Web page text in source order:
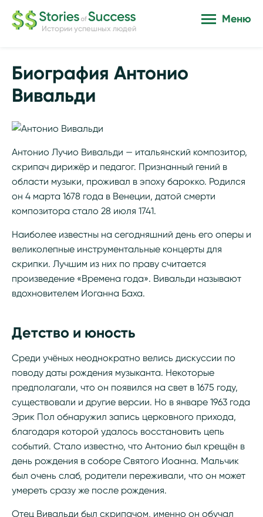
Истории успешных людей
Меню
Биография Антонио
Вивальди
Антонио Лучио Вивальди — итальянский композитор,
скрипач дирижёр и педагог. Признанный гений в
области музыки, проживал в эпоху барокко. Родился
он 4 марта 1678 года в Венеции, датой смерти
композитора стало 28 июля 1741.
Наиболее известны на сегодняшний день его оперы и
великолепные инструментальные концерты для
скрипки. Лучшим из них по праву считается
произведение «Времена года». Вивальди называют
вдохновителем Иоганна Баха.
Детство и юность
Среди учёных неоднократно велись дискуссии по
поводу даты рождения музыканта. Некоторые
предполагали, что он появился на свет в 1675 году,
существовали и другие версии. Но в январе 1963 года
Эрик Пол обнаружил запись церковного прихода,
благодаря которой удалось восстановить цепь
событий. Стало известно, что Антонио был крещён в
день рождения в соборе Святого Иоанна. Мальчик
был очень слаб, родители переживали, что он может
умереть сразу же после рождения.
Отец Вивальди был скрипачом, именно он обучал